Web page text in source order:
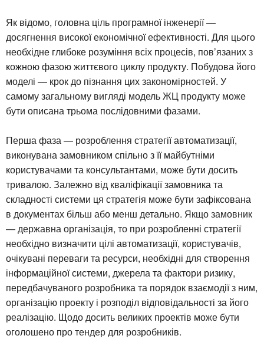
Як відомо, головна ціль програмної інженерії —
досягнення високої економічної ефективності. Для цього
необхідне глибоке розуміння всіх процесів, пов’язаних з
кожною фазою життєвого циклу продукту. Побудова його
моделі — крок до пізнання цих закономірностей. У
самому загальному вигляді модель ЖЦ продукту може
бути описана трьома послідовними фазами.
Перша фаза — розроблення стратегії автоматизації,
виконувана замовником спільно з її майбутніми
користувачами та консультантами, може бути досить
тривалою. Залежно від кваліфікації замовника та
складності системи ця стратегія може бути зафіксована
в документах більш або менш детально. Якщо замовник
— державна організація, то при розробленні стратегії
необхідно визначити цілі автоматизації, користувачів,
очікувані переваги та ресурси, необхідні для створення
інформаційної системи, джерела та фактори ризику,
передбачуваного розробника та порядок взаємодії з ним,
організацію проекту і розподіл відповідальності за його
реалізацію. Щодо досить великих проектів може бути
оголошено про тендер для розробників.